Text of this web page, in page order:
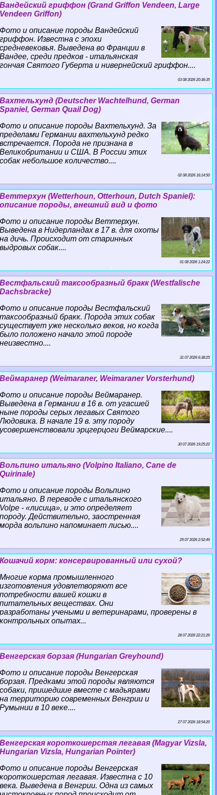
Вандейский гриффон (Grand Griffon Vendeen, Large
Vendeen Griffon)
Фото и описание породы Вандейский
гриффон. Известна с эпохи
средневековья. Выведена во Франции в
Вандее, среди предков - итальянская
гончая Святого Губерта и нивернейский гриффон....
03 08 2026 20:36:35
Вахтельхунд (Deutscher Wachtelhund, German
Spaniel, German Quail Dog)
Фото и описание породы Вахтельхунд. За
пределами Германии вахтельхунд редко
встречается. Порода не признана в
Великобритании и США. В России этих
собак небольшое количество....
02 08 2026 16:14:50
Веттерхун (Wetterhoun, Otterhoun, Dutch Spaniel):
описание породы, внешний вид и фото
Фото и описание породы Веттерхун.
Выведена в Нидерландах в 17 в. для охоты
на дичь. Происходит от старинных
выдровых собак....
01 08 2026 1:24:22
Вестфальский таксообразный бpaкк (Westfalische
Dachsbracke)
Фото и описание породы Вестфальский
таксообразный бpaкк. Порода этих собак
существует уже несколько веков, но когда
было положено начало этой породе
неизвестно....
31 07 2026 6:38:25
Веймаранер (Weimaraner, Weimaraner Vorsterhund)
Фото и описание породы Веймаранер.
Выведена в Германии в 16 в. от угасшей
ныне породы серых легавых Святого
Людовика. В начале 19 в. эту породу
усовершенствовали эрцгерцоги Веймарские....
30 07 2026 19:25:22
Вольпино итальяно (Volpino Italiano, Cane de
Quirinale)
Фото и описание породы Вольпино
итальяно. В переводе с итальянского
Volpe - «лисица», и это определяет
породу. Действительно, заостренная
морда вольпино напоминает лисью....
29 07 2026 2:52:49
Кошачий корм: консервированный или сухой?
Многие корма промышленного
изготовления удовлетворяют все
потребности вашей кошки в
питательных веществах. Они
разработаны учеными и ветеринарами, проверены в
контрольных опытах...
28 07 2026 22:21:26
Венгерская борзая (Hungarian Greyhound)
Фото и описание породы Венгерская
борзая. Предками этой породы являются
собаки, пришедшие вместе с мадьярами
на территорию современных Венгрии и
Румынии в 10 веке....
27 07 2026 18:54:20
Венгерская короткошерстая легавая (Magyar Vizsla,
Hungarian Vizsla, Hungarian Pointer)
Фото и описание породы Венгерская
короткошерстая легавая. Известна с 10
века. Выведена в Венгрии. Одна из самых